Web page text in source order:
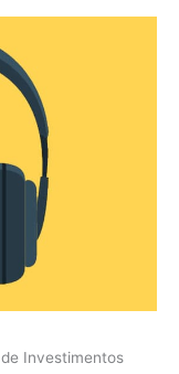
Investimentos